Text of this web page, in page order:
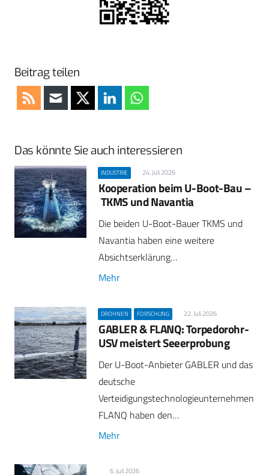
Beitrag teilen
Das könnte Sie auch interessieren
INDUSTRIE 24. Juli 2026
Kooperation beim U-Boot-Bau –
TKMS und Navantia
Die beiden U-Boot-Bauer TKMS und
Navantia haben eine weitere
Absichtserklärung…
Mehr
DROHNEN FORSCHUNG 22. Juli 2026
GABLER & FLANQ: Torpedorohr-
USV meistert Seeerprobung
Der U-Boot-Anbieter GABLER und das
deutsche
Verteidigungstechnologieunternehmen
FLANQ haben den…
Mehr
6. Juli 2026